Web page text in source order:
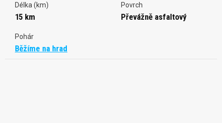
Délka (km)
15 km
Povrch
Převážně asfaltový
Pohár
Běžíme na hrad